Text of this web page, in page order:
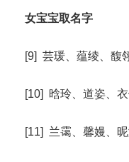
女宝宝取名字
[9] 芸瑗、蕴绫、馥
[10] 晗玲、道姿、
[11] 兰霭、馨嫚、